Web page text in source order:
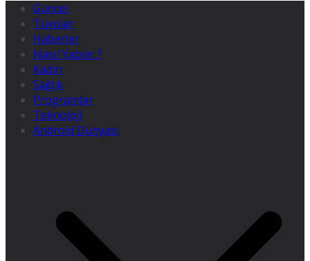
Güncel
Tüyolar
Haberler
Nasıl Yapılır ?
Kadın
Sağlık
Programlar
Teknoloji
Android Dünyası